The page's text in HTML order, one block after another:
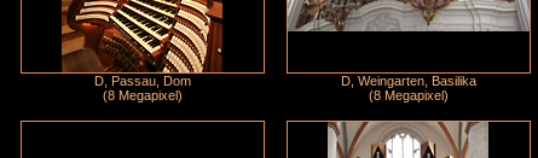
D, Passau, Dom
(8 Megapixel)
D, Weingarten, Basilika
(8 Megapixel)